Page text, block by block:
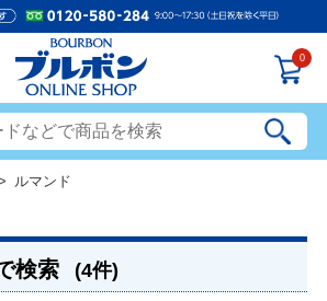
0
ルマンド
検索 (4件)